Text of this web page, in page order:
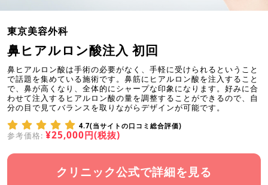
東京美容外科
鼻ヒアルロン酸注入 初回
鼻ヒアルロン酸は手術の必要がなく、手軽に受けられるということ
で話題を集めている施術です。鼻筋にヒアルロン酸を注入すること
で、鼻が高くなり、全体的にシャープな印象になります。好みに合
わせて注入するヒアルロン酸の量を調整することができるので、自
分の目で見てバランスを取りながらデザインが可能です。
4.7(当サイトの口コミ総合評価)
参考価格: ¥25,000円(税抜)
クリニック公式で詳細を見る